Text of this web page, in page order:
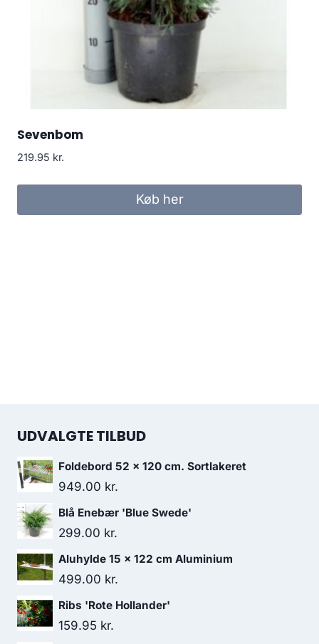
Sevenbom
219.95 kr.
Køb her
UDVALGTE TILBUD
Foldebord 52 x 120 cm. Sortlakeret
949.00 kr.
Blå Enebær 'Blue Swede'
299.00 kr.
Aluhylde 15 x 122 cm Aluminium
499.00 kr.
Ribs 'Rote Hollander'
159.95 kr.